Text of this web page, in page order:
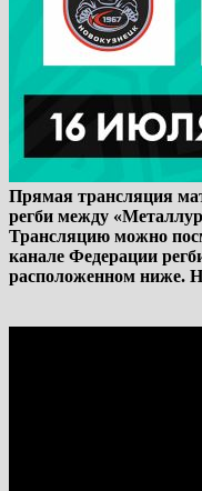
Прямая трансляция
регби между
Трансляцию можно
канале Федерации
расположенном ниже.